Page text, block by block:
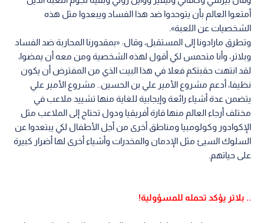
أمتعوا العالم بأن يتوحدوا ضد هذا الفساد ويبعدوا مثل هذه
الشخصيات عن اللعبة».
وتطرق مارادونا إلى المستقبل، وقال: «بمقدورنا المحاربة ضد الفساد
وبلاتر، وأنا متحمس لكي أقول لهذه الشخصية ومن معه أن يمضوا،
لقد انتهت حقبتكم فعلا في هذا البيت الذي من المفترض أن يكون
نظيفا، أدعم مشروع الأمير علي بن الحسين.. مشروع الأمير علي
يتضمن عدة أشياء رائعة وإيجابية للغاية منها تشييد ملاعب في
مختلف أرجاء العالم منها قارة أفريقيا ودول تحتاج إلى الملاعب مثل
الإكوادور وكولومبيا ومناطق أخرى من أجل الأطفال لكي يبتعدوا عن
السلوك السيئ مثل الإدمان والمخدرات وأشياء أخرى لها أضرار كبيرة
على حياتهم.
.. بلاتر يؤكد تحمله للمسؤولية!